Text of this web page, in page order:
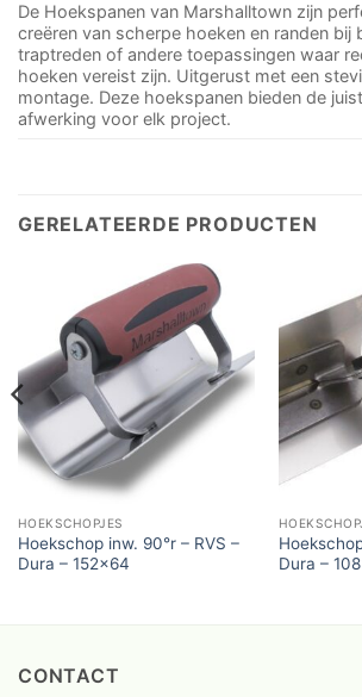
De Hoekspanen van Marshalltown zijn
creëren van scherpe hoeken en randen bij
traptreden of andere toepassingen waar
hoeken vereist zijn. Uitgerust met een
montage. Deze hoekspanen bieden de
afwerking voor elk project.
GERELATEERDE PRODUCTEN
HOEKSCHOPJES
Hoekschop inw. 90°r – RVS –
Dura – 152×64
Dura –
CONTACT